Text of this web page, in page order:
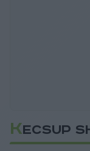
KECSUP